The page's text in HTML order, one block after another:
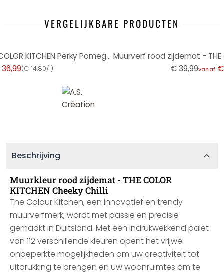
VERGELIJKBARE PRODUCTEN
Muurverf rood zijdemat - THE COLOR KITCHEN Perky Pomegranate
(€ 14,80/l)
Muurverf rood zijdemat - THE
€ 39,99vanaf
Beschrijving
Muurkleur rood zijdemat - THE COLOR
KITCHEN Cheeky Chilli
The Colour Kitchen, een innovatief en trendy
muurverfmerk, wordt met passie en precisie
gemaakt in Duitsland. Met een indrukwekkend palet
van 112 verschillende kleuren opent het vrijwel
onbeperkte mogelijkheden om uw creativiteit tot
uitdrukking te brengen en uw woonruimtes om te